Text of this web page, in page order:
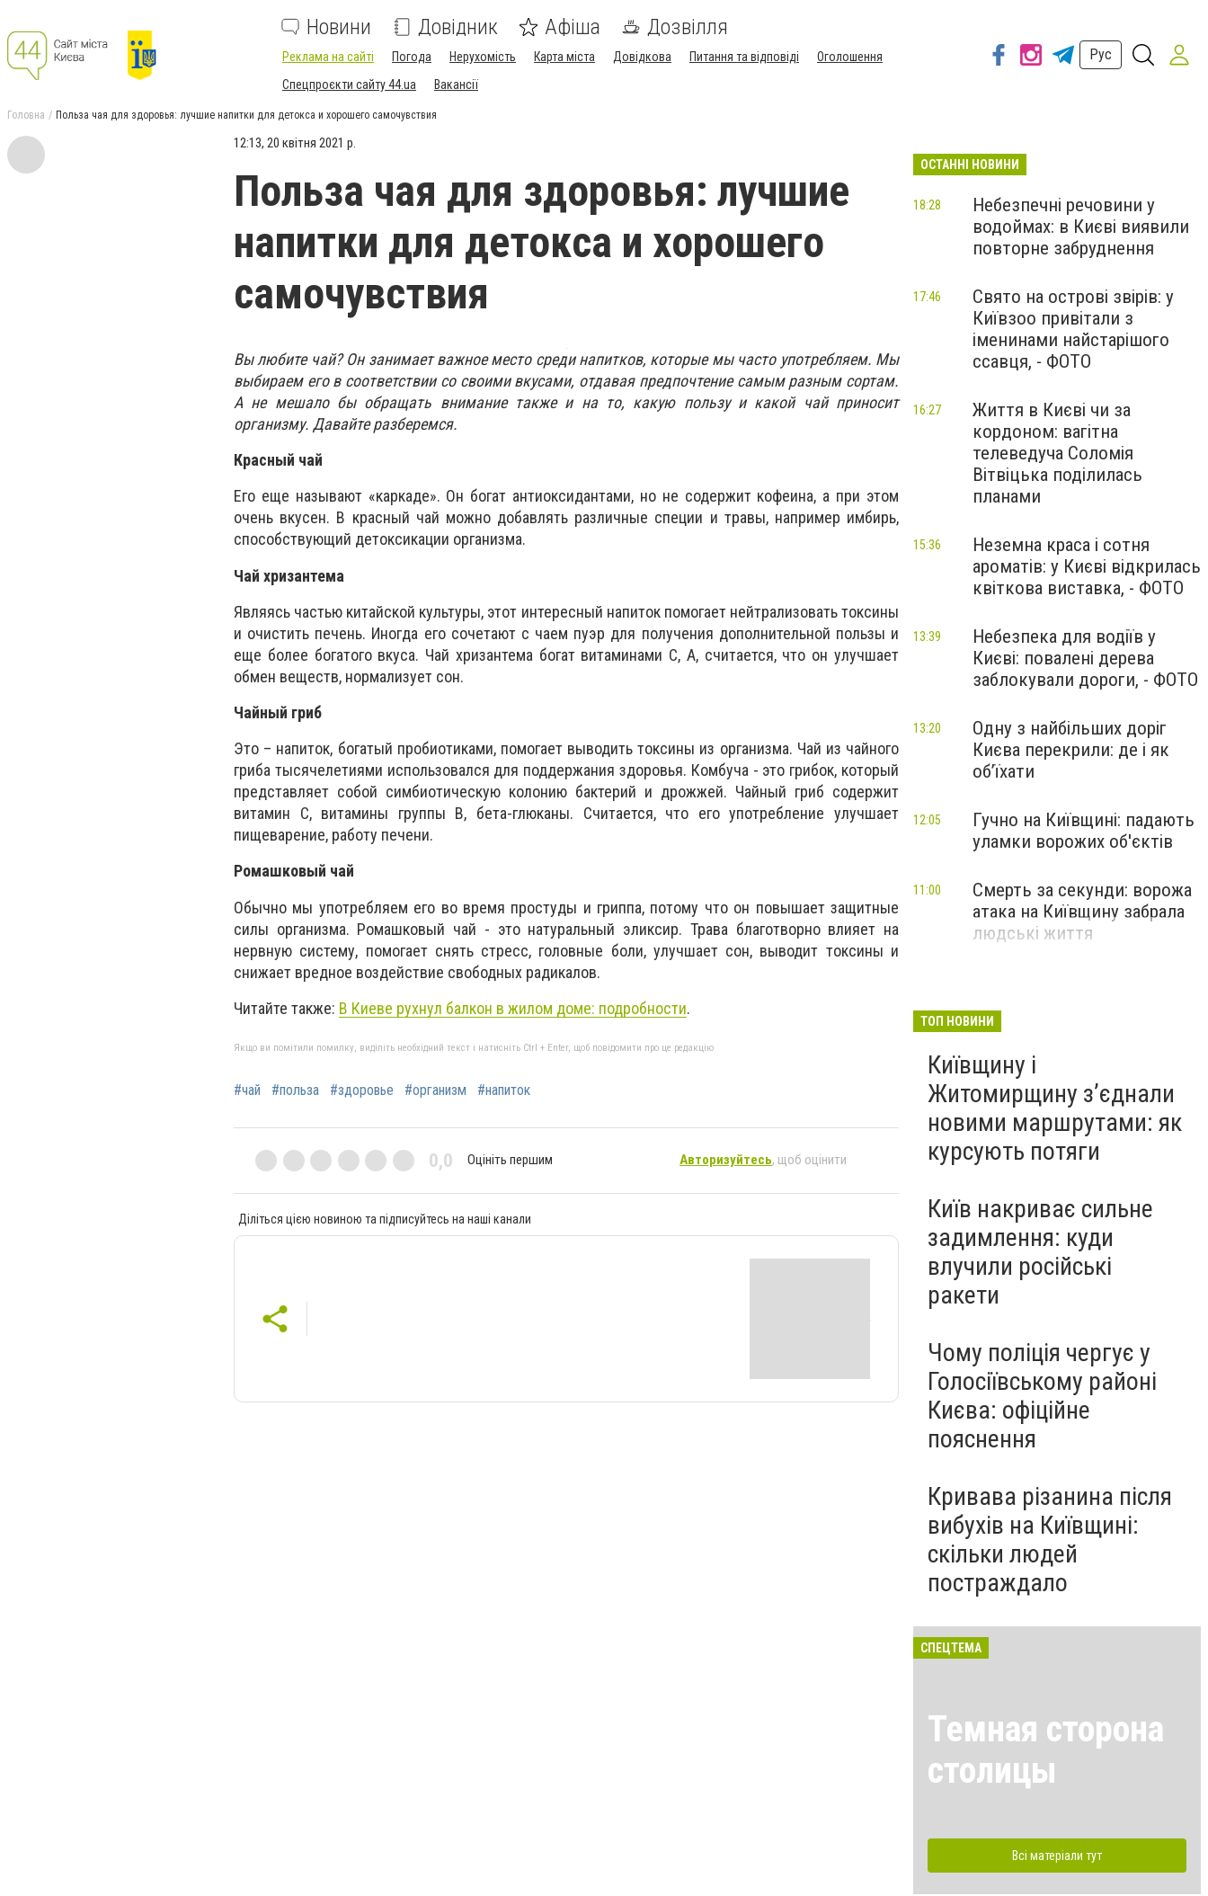
Новини Довідник Афіша Дозвілля
Реклама на сайті Погода Нерухомість Карта міста Довідкова Питання та відповіді
Оголошення
Спецпроєкти сайту 44.ua
Вакансії
Рус
Головна Польза чая для здоровья: лучшие напитки для детокса и хорошего самочувствия
12:13, 20 квітня 2021 р.
Польза чая для здоровья: лучшие
напитки для детокса и хорошего
самочувствия
Вы любите чай? Он занимает важное место среди напитков, которые мы часто употребляем. Мы
выбираем его в соответствии со своими вкусами, отдавая предпочтение самым разным сортам.
А не мешало бы обращать внимание также и на то, какую пользу и какой чай приносит
организму. Давайте разберемся.
Красный чай
Его еще называют «каркаде». Он богат антиоксидантами, но не содержит кофеина, а при этом
очень вкусен. В красный чай можно добавлять различные специи и травы, например имбирь,
способствующий детоксикации организма.
Чай хризантема
Являясь частью китайской культуры, этот интересный напиток помогает нейтрализовать токсины
и очистить печень. Иногда его сочетают с чаем пуэр для получения дополнительной пользы и
еще более богатого вкуса. Чай хризантема богат витаминами С, А, считается, что он улучшает
обмен веществ, нормализует сон.
Чайный гриб
Это – напиток, богатый пробиотиками, помогает выводить токсины из организма. Чай из чайного
гриба тысячелетиями использовался для поддержания здоровья. Комбуча - это грибок, который
представляет собой симбиотическую колонию бактерий и дрожжей. Чайный гриб содержит
витамин С, витамины группы В, бета-глюканы. Считается, что его употребление улучшает
пищеварение, работу печени.
Ромашковый чай
Обычно мы употребляем его во время простуды и гриппа, потому что он повышает защитные
силы организма. Ромашковый чай - это натуральный эликсир. Трава благотворно влияет на
нервную систему, помогает снять стресс, головные боли, улучшает сон, выводит токсины и
снижает вредное воздействие свободных радикалов.
Читайте также: В Киеве рухнул балкон в жилом доме: подробности.
Якщо ви помітили помилку, виділіть необхідний текст і натисніть Ctrl + Enter, щоб повідомити про це редакцію
#чай #польза #здоровье #организм #напиток
0,0 Оцініть першим Авторизуйтесь, щоб оцінити
Діліться цією новиною та підписуйтесь на наші канали
ОСТАННІ НОВИНИ
Небезпечні речовини у
водоймах: в Києві виявили
повторне забруднення
18:28
Свято на острові звірів: у
Київзоо привітали з
іменинами найстарішого
ссавця, - ФОТО
17:46
Життя в Києві чи за
кордоном: вагітна
телеведуча Соломія
Вітвіцька поділилась
планами
16:27
Неземна краса і сотня
ароматів: у Києві відкрилась
квіткова виставка, - ФОТО
15:36
Небезпека для водіїв у
Києві: повалені дерева
заблокували дороги, - ФОТО
13:39
Одну з найбільших доріг
Києва перекрили: де і як
об’їхати
13:20
Гучно на Київщині: падають
уламки ворожих об'єктів
12:05
Смерть за секунди: ворожа
атака на Київщину забрала
людські життя
11:00
ТОП НОВИНИ
Київщину і
Житомирщину з’єднали
новими маршрутами: як
курсують потяги
Київ накриває сильне
задимлення: куди
влучили російські
ракети
Чому поліція чергує у
Голосіївському районі
Києва: офіційне
пояснення
Кривава різанина після
вибухів на Київщині:
скільки людей
постраждало
СПЕЦТЕМА
Темная сторона
столицы
Всі матеріали тут